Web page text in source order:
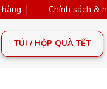
Chính sách &
TÚI / HỘP QUÀ TẾT